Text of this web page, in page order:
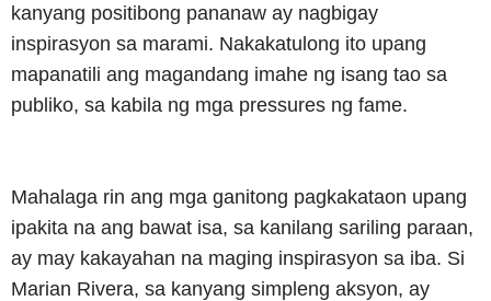
kanyang positibong pananaw ay nagbigay
inspirasyon sa marami. Nakakatulong ito upang
mapanatili ang magandang imahe ng isang tao sa
publiko, sa kabila ng mga pressures ng fame.
Mahalaga rin ang mga ganitong pagkakataon upang
ipakita na ang bawat isa, sa kanilang sariling paraan,
ay may kakayahan na maging inspirasyon sa iba. Si
Marian Rivera, sa kanyang simpleng aksyon, ay